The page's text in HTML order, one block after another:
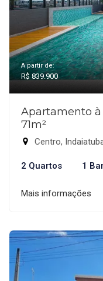
A partir de:
R$ 839.900
Apartamento
71m²
Centro,
2 Quartos 1
Mais informações